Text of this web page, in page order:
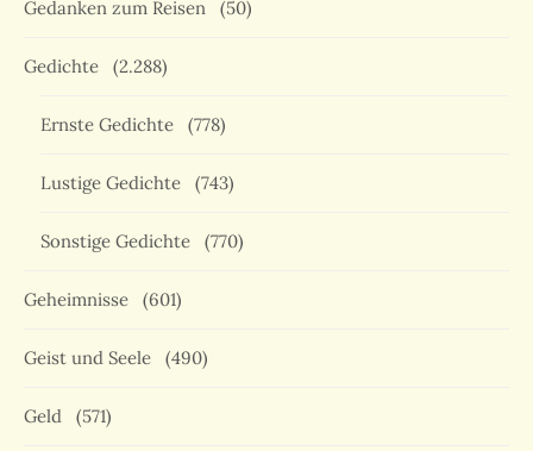
Gedanken zum Reisen (50)
Gedichte (2.288)
Ernste Gedichte (778)
Lustige Gedichte (743)
Sonstige Gedichte (770)
Geheimnisse (601)
Geist und Seele (490)
Geld (571)